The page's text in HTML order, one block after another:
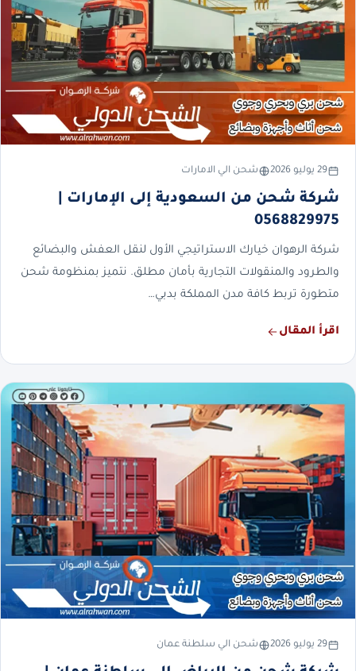
29 يوليو 2026 شحن الي الامارات
شركة شحن من السعودية إلى الإمارات |
0568829975
شركة الرهوان خيارك الاستراتيجي الأول لنقل العفش والبضائع
والطرود والمنقولات التجارية بأمان مطلق. نتميز بمنظومة شحن
متطورة تربط كافة مدن المملكة بدبي…
اقرأ المقال
29 يوليو 2026 شحن الي سلطنة عمان